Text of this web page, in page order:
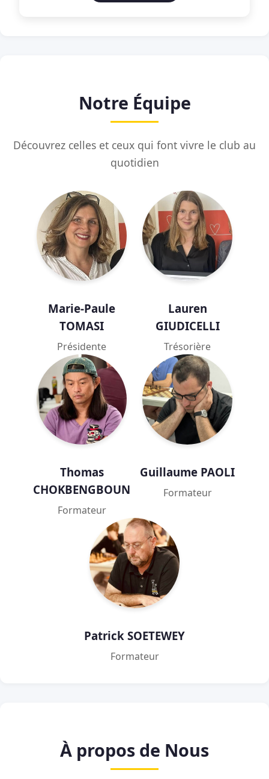
Notre Équipe
Découvrez celles et ceux qui font vivre le club au
quotidien
Marie-Paule
TOMASI
Présidente
Lauren
GIUDICELLI
Trésorière
Thomas
CHOKBENGBOUN
Formateur
Guillaume PAOLI
Formateur
Patrick SOETEWEY
Formateur
À propos de Nous